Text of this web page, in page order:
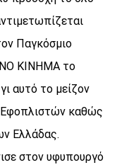
Παγκόσμιο
ΚΙΝΗΜΑ το
αυτό το μείζον
Εφοπλιστών καθώς
Ελλάδας.
στον υφυπουργό